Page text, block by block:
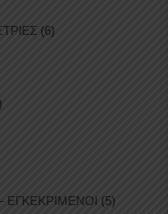
(6)
ΕΓΚΕΚΡΙΜΕΝΟΙ (5)